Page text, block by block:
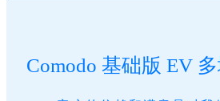
Comodo 基础版 EV